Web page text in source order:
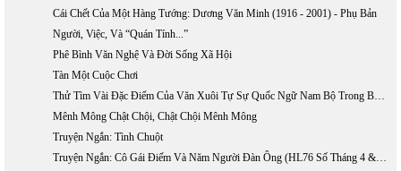
Cái Chết Của Một Hàng Tướng: Dương Văn Minh (1916 - 2001) - Phụ Bản
Người, Việc, Và “Quán Tính...”
Phê Bình Văn Nghệ Và Đời Sống Xã Hội
Tàn Một Cuộc Chơi
Thử Tìm Vài Đặc Điểm Của Văn Xuôi Tự Sự Quốc Ngữ Nam Bộ Trong Bước Khởi Đầu
Mênh Mông Chật Chội, Chật Chội Mênh Mông
Truyện Ngắn: Tình Chuột
Truyện Ngắn: Cô Gái Điếm Và Năm Người Đàn Ông (HL76 Số Tháng 4 & 5 Năm 2004)